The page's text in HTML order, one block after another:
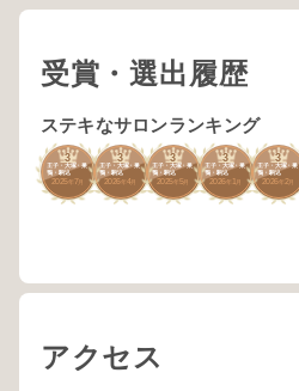
受賞・選出履歴
ステキなサロンランキング
3
王子・大塚・巣
鴨・駒込
2025年 7
3
王子・大塚・巣
鴨・駒込
2026年 4
3
王子・大塚・巣
鴨・駒込
2025年 5月
3
王子・大塚・巣
鴨・駒込
2026年 1
3
王子・大塚・巣
鴨・駒込
2026年 2月
アクセス